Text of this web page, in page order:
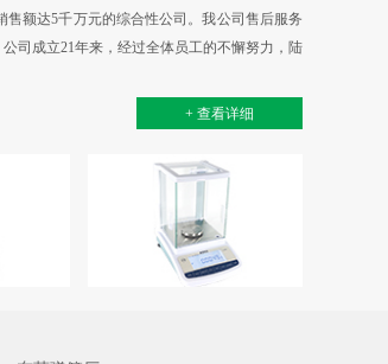
售额达5千万元的综合性公司。我公司售后服务
司成立21年来，经过全体员工的不懈努力，陆
+ 查看详细